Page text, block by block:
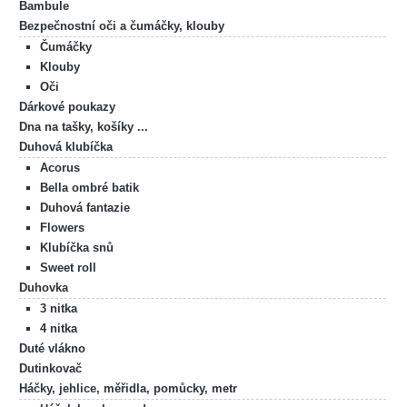
Bambule
Bezpečnostní oči a čumáčky, klouby
Čumáčky
Klouby
Oči
Dárkové poukazy
Dna na tašky, košíky ...
Duhová klubíčka
Acorus
Bella ombré batik
Duhová fantazie
Flowers
Klubíčka snů
Sweet roll
Duhovka
3 nitka
4 nitka
Duté vlákno
Dutinkovač
Háčky, jehlice, měřidla, pomůcky, metr